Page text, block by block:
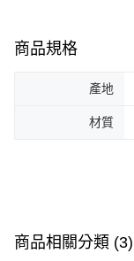
商品規格
產地
材質
商品相關分類 (3)